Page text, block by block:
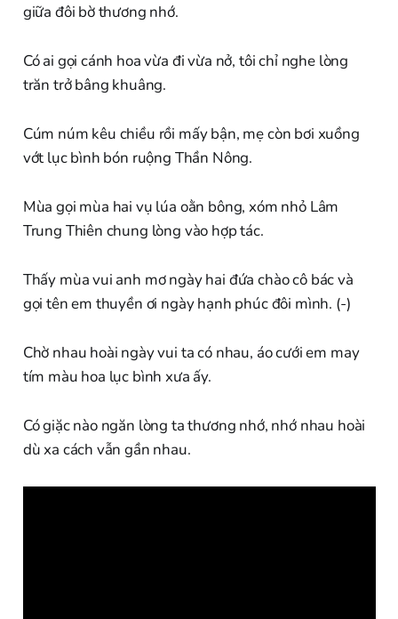
giữa đôi bờ thương nhớ.
Có ai gọi cánh hoa vừa đi vừa nở, tôi chỉ nghe lòng
trăn trở bâng khuâng.
Cúm núm kêu chiều rồi mấy bận, mẹ còn bơi xuồng
vớt lục bình bón ruộng Thần Nông.
Mùa gọi mùa hai vụ lúa oằn bông, xóm nhỏ Lâm
Trung Thiên chung lòng vào hợp tác.
Thấy mùa vui anh mơ ngày hai đứa chào cô bác và
gọi tên em thuyền ơi ngày hạnh phúc đôi mình. (-)
Chờ nhau hoài ngày vui ta có nhau, áo cưới em may
tím màu hoa lục bình xưa ấy.
Có giặc nào ngăn lòng ta thương nhớ, nhớ nhau hoài
dù xa cách vẫn gần nhau.